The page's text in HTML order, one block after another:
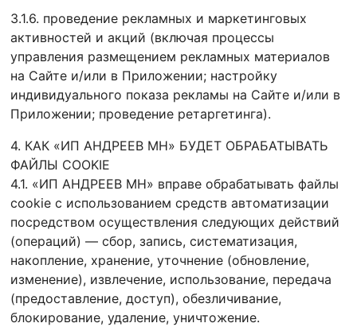
3.1.6. проведение рекламных и маркетинговых
активностей и акций (включая процессы
управления размещением рекламных материалов
на Сайте и/или в Приложении; настройку
индивидуального показа рекламы на Сайте и/или в
Приложении; проведение ретаргетинга).
4. КАК «ИП АНДРЕЕВ МН» БУДЕТ ОБРАБАТЫВАТЬ
ФАЙЛЫ COOKIE
4.1. «ИП АНДРЕЕВ МН» вправе обрабатывать файлы
cookie с использованием средств автоматизации
посредством осуществления следующих действий
(операций) — сбор, запись, систематизация,
накопление, хранение, уточнение (обновление,
изменение), извлечение, использование, передача
(предоставление, доступ), обезличивание,
блокирование, удаление, уничтожение.